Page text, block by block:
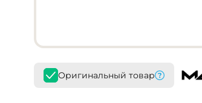
Оригинальный товар